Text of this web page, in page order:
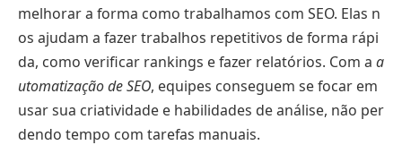
melhorar a forma como trabalhamos com SEO. Elas n
os ajudam a fazer trabalhos repetitivos de forma rápi
da, como verificar rankings e fazer relatórios. Com a a
utomatização de SEO, equipes conseguem se focar em
usar sua criatividade e habilidades de análise, não per
dendo tempo com tarefas manuais.